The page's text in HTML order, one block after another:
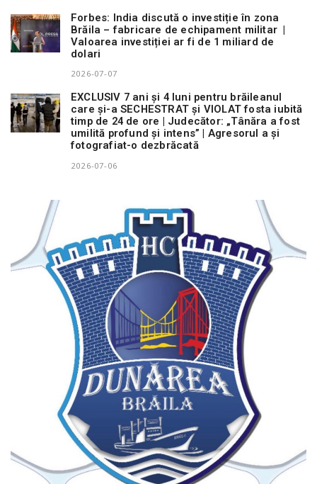
Forbes: India discută o investiție în zona
Brăila – fabricare de echipament militar |
Valoarea investiției ar fi de 1 miliard de
dolari
2026-07-07
EXCLUSIV 7 ani și 4 luni pentru brăileanul
care și-a SECHESTRAT și VIOLAT fosta iubită
timp de 24 de ore | Judecător: „Tânăra a fost
umilită profund și intens” | Agresorul a și
fotografiat-o dezbrăcată
2026-07-06